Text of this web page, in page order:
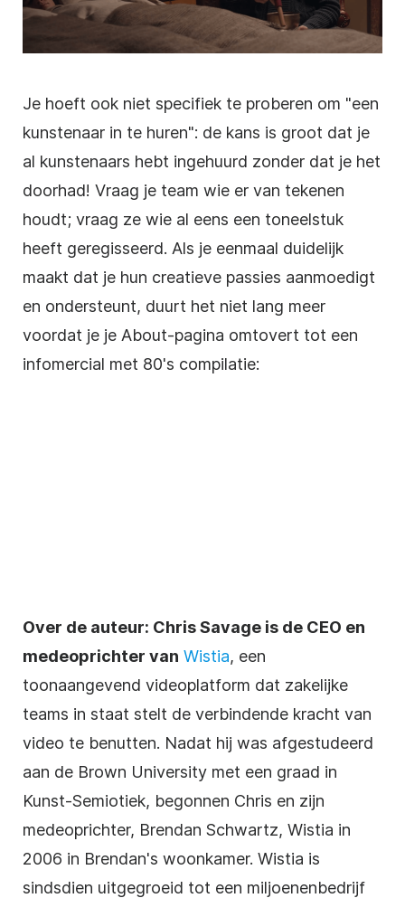
Je hoeft ook niet specifiek te proberen om "een
kunstenaar in te huren": de kans is groot dat je
al kunstenaars hebt ingehuurd zonder dat je het
doorhad! Vraag je team wie er van tekenen
houdt; vraag ze wie al eens een toneelstuk
heeft geregisseerd. Als je eenmaal duidelijk
maakt dat je hun creatieve passies aanmoedigt
en ondersteunt, duurt het niet lang meer
voordat je je About-pagina omtovert tot een
infomercial met 80's compilatie:
Over de auteur: Chris Savage is de CEO en
medeoprichter van Wistia, een
toonaangevend videoplatform dat zakelijke
teams in staat stelt de verbindende kracht van
video te benutten. Nadat hij was afgestudeerd
aan de Brown University met een graad in
Kunst-Semiotiek, begonnen Chris en zijn
medeoprichter, Brendan Schwartz, Wistia in
2006 in Brendan's woonkamer. Wistia is
sindsdien uitgegroeid tot een miljoenenbedrijf